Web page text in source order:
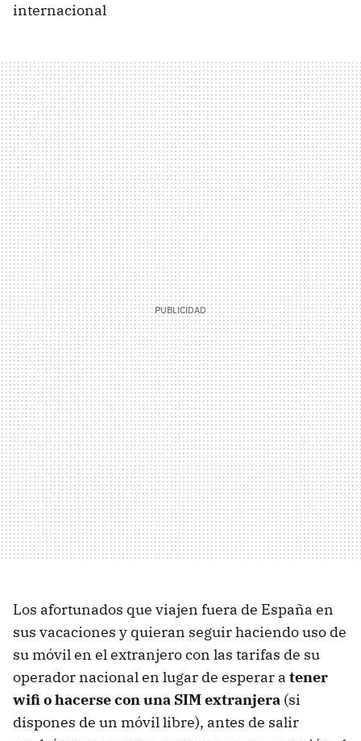
internacional
Los afortunados que viajen fuera de España en
sus vacaciones y quieran seguir haciendo uso de
su móvil en el extranjero con las tarifas de su
operador nacional en lugar de esperar a tener
wifi o hacerse con una SIM extranjera (si
dispones de un móvil libre), antes de salir